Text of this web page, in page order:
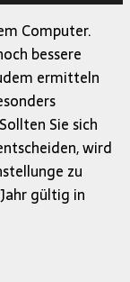
Computer.
bessere
ermitteln
Sie sich
wird
zu
gültig in